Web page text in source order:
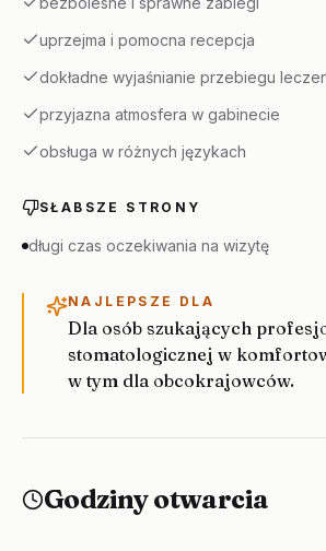
uprzejma i pomocna recepcja
dokładne wyjaśnianie przebiegu
przyjazna atmosfera w gabinecie
obsługa w różnych językach
SŁABSZE STRONY
długi czas oczekiwania na wizytę
NAJLEPSZE DLA
Dla osób szukających
stomatologicznej w
w tym dla obcokrajowców.
Godziny otwarcia